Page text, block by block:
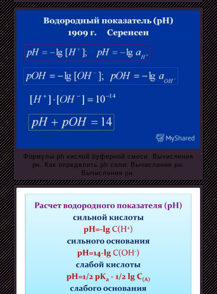
Формулы ph кислой буферной смеси. Вычисления
рн. Как определить ph соли. Вычисления рн.
Вычисления рн.